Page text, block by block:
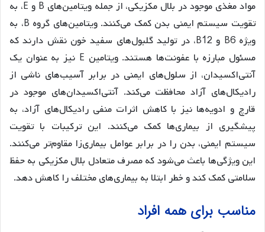
مواد مغذی موجود در بلال مکزیکی، از جمله ویتامین‌های B و E، به
تقویت سیستم ایمنی بدن کمک می‌کنند. ویتامین‌های گروه B، به
ویژه B6 و B12، در تولید گلبول‌های سفید خون نقش دارند که
مسئول مبارزه با عفونت‌ها هستند. ویتامین E نیز به عنوان یک
آنتی‌اکسیدان، از سلول‌های ایمنی در برابر آسیب‌های ناشی از
رادیکال‌های آزاد محافظت می‌کند. آنتی‌اکسیدان‌های موجود در
قارچ و ادویه‌ها نیز با کاهش اثرات منفی رادیکال‌های آزاد، به
پیشگیری از بیماری‌ها کمک می‌کنند. این ترکیبات با تقویت
سیستم ایمنی، بدن را در برابر عوامل بیماری‌زا مقاوم‌تر می‌کنند.
این ویژگی‌ها باعث می‌شود که مصرف متعادل بلال مکزیکی به حفظ
سلامتی کمک کند و خطر ابتلا به بیماری‌های مختلف را کاهش دهد.
مناسب برای همه افراد